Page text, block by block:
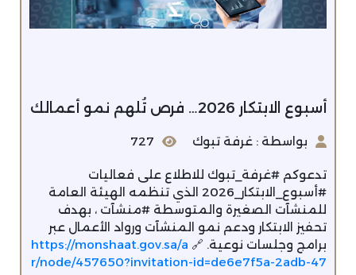
أسبوع الابتكار 2026… فرص تُلهم نمو أعمالك
بواسطة : غرفة تبوك 727
تدعوكم #غرفة_تبوك للاطلاع على فعاليات
#أسبوع_الابتكار_2026 الذي تنظمه الهيئة العامة
للمنشآت الصغيرة والمتوسطة #منشآت ، بهدف
تحفيز الابتكار ودعم نمو المنشآت ورواد الأعمال عبر
برامج وجلسات نوعية. 🔗 https://monshaat.gov.sa/a
r/node/457650?invitation-id=de6e7f5a-2adb-47